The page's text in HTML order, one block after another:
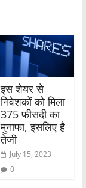
इस शेयर से
निवेशकों को मिला
375 फीसदी का
मुनाफा, इसलिए है
तेजी
July 15, 2023
0